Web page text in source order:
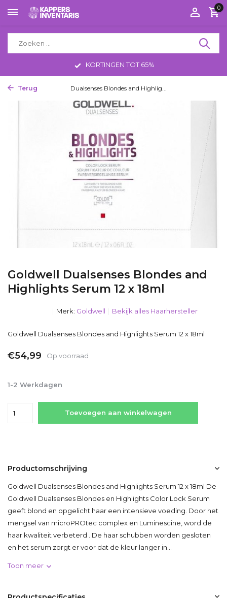
0
KORTINGEN TOT 65%
Terug Dualsenses Blondes and Highlig...
Goldwell Dualsenses Blondes and
Highlights Serum 12 x 18ml
Merk: Goldwell Bekijk alles Haarhersteller
Goldwell Dualsenses Blondes and Highlights Serum 12 x 18ml
€54,99 Op voorraad
1-2 Werkdagen
Toevoegen aan winkelwagen
Productomschrijving
Goldwell Dualsenses Blondes and Highlights Serum 12 x 18ml De
Goldwell Dualsenses Blondes en Highlights Color Lock Serum
geeft blond en opgelicht haar een intensieve voeding. Door het
mengsel van microPROtec complex en Luminescine, word de
haar kwaliteit verbeterd . De haar schubben worden gesloten
en het serum zorgt er voor dat de kleur langer in...
Toon meer